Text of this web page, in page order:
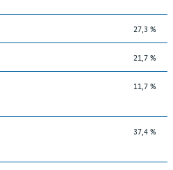
27,3 %
21,7 %
11,7 %
37,4 %